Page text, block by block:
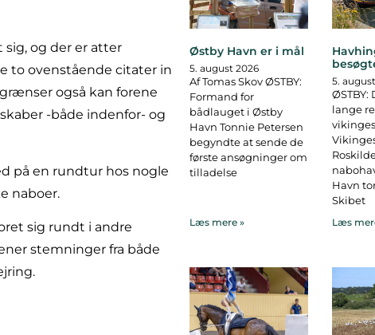
sig, og der er atter
to ovenstående citater in
også kan forene
-både indenfor- og
på en rundtur hos nogle
naboer.
sig rundt i andre
stemninger fra både
Østby Havn er i mål
5. august 2026
Af Tomas Skov ØSTBY:
Formand for
bådlauget i Østby
Havn Tonnie Petersen
begyndte at sende de
første ansøgninger om
tilladelse
Læs mere »
5.
ØSTBY:
lange
Havn
Skibet
Læs